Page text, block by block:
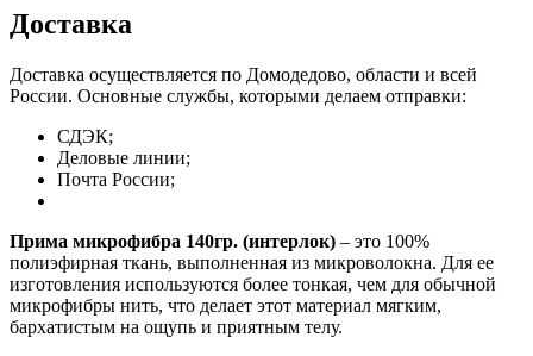
Доставка
Доставка осуществляется по Домодедово, области и всей
России. Основные службы, которыми делаем отправки:
СДЭК;
Деловые линии;
Почта России;
Прима микрофибра 140гр. (интерлок) – это 100%
полиэфирная ткань, выполненная из микроволокна. Для ее
изготовления используются более тонкая, чем для обычной
микрофибры нить, что делает этот материал мягким,
бархатистым на ощупь и приятным телу.